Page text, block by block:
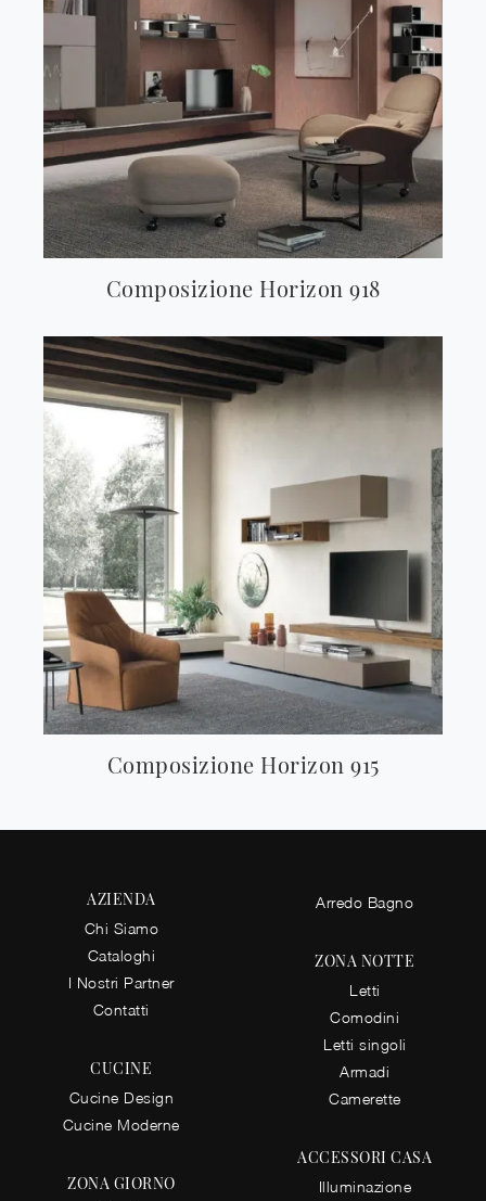
Composizione Horizon 918
Composizione Horizon 915
AZIENDA
Chi Siamo
Cataloghi
I Nostri Partner
Contatti
CUCINE
Cucine Design
Cucine Moderne
ZONA GIORNO
Arredo Bagno
ZONA NOTTE
Letti
Comodini
Letti singoli
Armadi
Camerette
ACCESSORI CASA
Illuminazione